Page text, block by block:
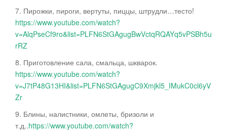
7. Пирожки, пироги, вертуты, пиццы, штрудли…тесто!
https://www.youtube.com/watch?
v=AlqPseCf9ro&list=PLFN6StGAgugBwVctqRQAYq5vPSBh5u
rRZ
8. Приготовление сала, смальца, шкварок.
https://www.youtube.com/watch?
v=J7tP48G13HI&list=PLFN6StGAgugC9Xmjkl5_IMukC0cl6yV
Zr
9. Блины, налистники, омлеты, бризоли и
т.д..https://www.youtube.com/watch?